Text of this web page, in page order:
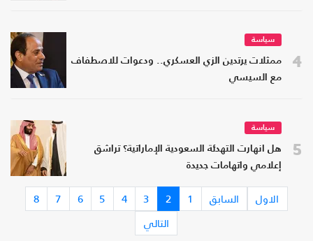
4
سياسة
ممثلات يرتدين الزي العسكري.. ودعوات للاصطفاف
مع السيسي
5
سياسة
هل انهارت التهدئة السعودية الإماراتية؟ تراشق
إعلامي واتهامات جديدة
الاول السابق 1
2
3
4
5
6
7
8
التالي